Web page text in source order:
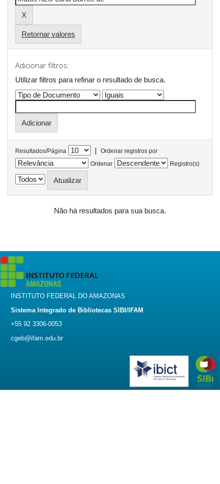
Retornar valores
Adicionar filtros:
Utilizar filtros para refinar o resultado de busca.
Resultados/Página |
Ordenar registros por
Ordenar
Registro(s)
Não há resultados para sua busca.
INSTITUTO FEDERAL DO AMAZONAS
Sistema Integrado de Bibliotecas SIBI/IFAM
+55 92 3306-0053
cgeb@ifam.edu.br